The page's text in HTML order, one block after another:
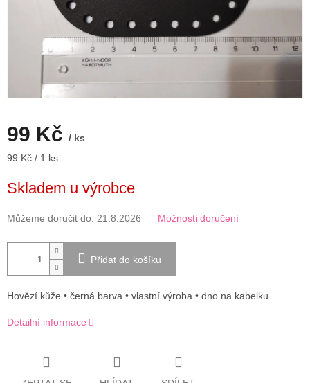
99 Kč / ks
Měrná
99 Kč / 1 ks
Skladem u výrobce
Můžeme doručit do: 21.8.2026 Možnosti doručení
Přidat do košíku
Hovězí kůže • černá barva • vlastní výroba • dno na kabelku
Detailní informace